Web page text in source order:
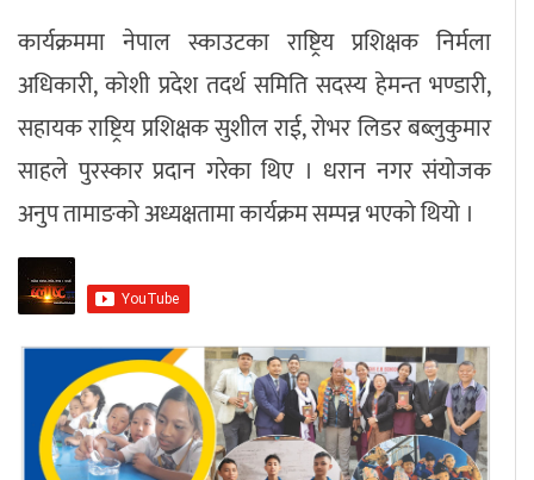
कार्यक्रममा नेपाल स्काउटका राष्ट्रिय प्रशिक्षक निर्मला
अधिकारी, कोशी प्रदेश तदर्थ समिति सदस्य हेमन्त भण्डारी,
सहायक राष्ट्रिय प्रशिक्षक सुशील राई, रोभर लिडर बब्लुकुमार
साहले पुरस्कार प्रदान गरेका थिए । धरान नगर संयोजक
अनुप तामाङको अध्यक्षतामा कार्यक्रम सम्पन्न भएको थियो ।